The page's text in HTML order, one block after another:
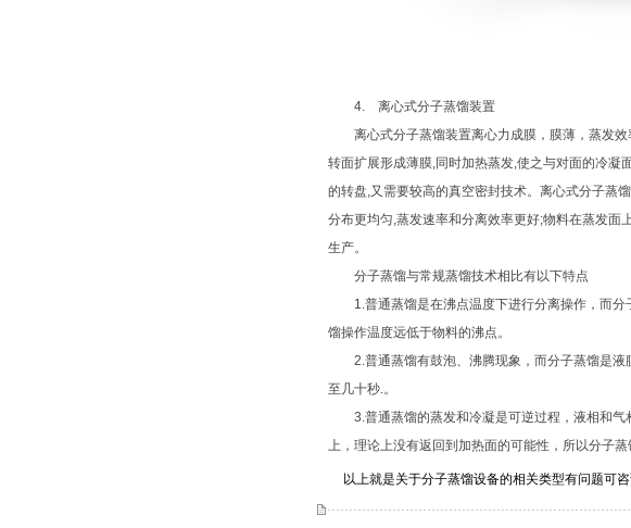
4. 离心式分子蒸馏装置
离心式分子蒸馏装置离心力成膜，膜薄，蒸发效
转面扩展形成薄膜,同时加热蒸发,使之与对面的冷凝
的转盘,又需要较高的真空密封技术。离心式分子蒸
分布更均匀,蒸发速率和分离效率更好;物料在蒸发面
生产。
分子蒸馏与常规蒸馏技术相比有以下特点
1.普通蒸馏是在沸点温度下进行分离操作，而分
馏操作温度远低于物料的沸点。
2.普通蒸馏有鼓泡、沸腾现象，而分子蒸馏是液
至几十秒.。
3.普通蒸馏的蒸发和冷凝是可逆过程，液相和气
上，理论上没有返回到加热面的可能性，所以分子蒸
以上就是关于分子蒸馏设备的相关类型有问题可咨